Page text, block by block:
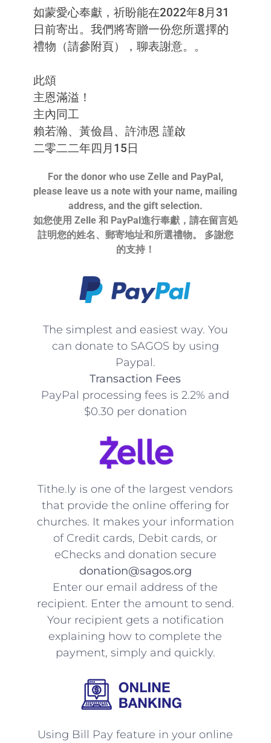
如蒙愛心奉獻，祈盼能在2022年8月31
日前寄出。我們將寄贈一份您所選擇的
禮物（請參附頁），聊表謝意。。
此頌
主恩滿溢！
主內同工
賴若瀚、黃儉昌、許沛恩 謹啟
二零二二年四月15日
For the donor who use Zelle and PayPal,
please leave us a note with your name, mailing
address, and the gift selection.
如您使用 Zelle 和 PayPal進行奉獻，請在留言処
註明您的姓名、 郵寄地址和所選禮物。 多謝您
的支持！
The simplest and easiest way. You
can donate to SAGOS by using
Paypal.
Transaction Fees
PayPal processing fees is 2.2% and
$0.30 per donation
Tithe.ly is one of the largest vendors
that provide the online offering for
churches. It makes your information
of Credit cards, Debit cards, or
eChecks and donation secure
donation@sagos.org
Enter our email address of the
recipient. Enter the amount to send.
Your recipient gets a notification
explaining how to complete the
payment, simply and quickly.
Using Bill Pay feature in your online